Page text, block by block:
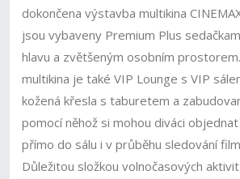
dokončena výstavba multikina
jsou vybaveny Premium Plus
hlavu a zvětšeným osobním
multikina je také VIP Lounge s VIP
kožená křesla s taburetem a
pomocí něhož si mohou diváci
přímo do sálu i v průběhu sledování
Důležitou složkou volnočasových